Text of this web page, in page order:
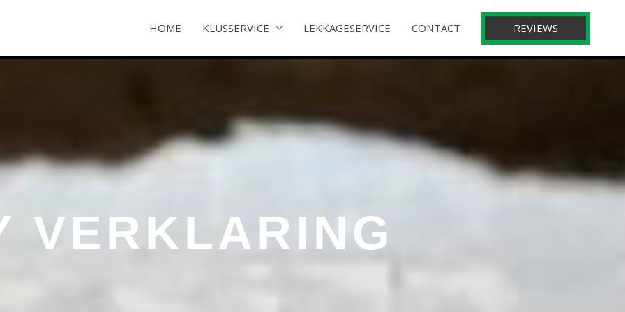
HOME KLUSSERVICE LEKKAGESERVICE CONTACT REVIEWS
VERKLARING